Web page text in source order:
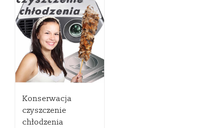
Konserwacja
czyszczenie
chłodzenia